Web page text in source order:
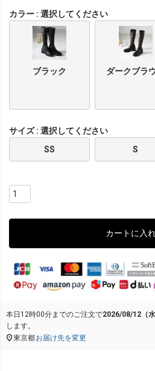
カラー 選択してください
ブラック ダークブラ
サイズ
選択してください
SS
S
カートに入
本日 12時00分までのご注文で2026/08/12（水
します。
東京都お届け先を変更